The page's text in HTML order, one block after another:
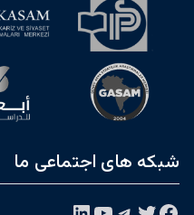
شبکه های اجتماعی ما